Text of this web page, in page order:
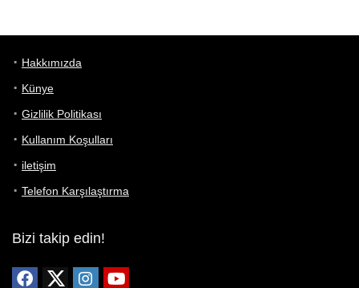
Hakkımızda
Künye
Gizlilik Politikası
Kullanım Koşulları
iletişim
Telefon Karşılaştırma
Bizi takip edin!